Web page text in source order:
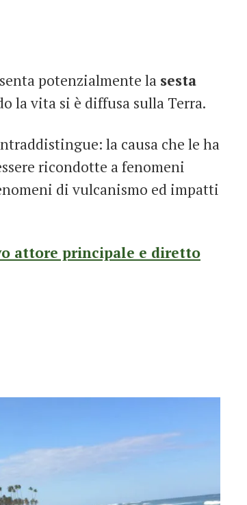
potenzialmente la sesta
la vita si è diffusa sulla Terra.
la causa che le ha
ricondotte a fenomeni
di vulcanismo ed impatti
attore principale e diretto